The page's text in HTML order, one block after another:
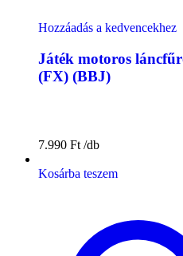
Hozzáadás a kedvencekhez
Játék motoros
(FX) (BBJ)
7.990 Ft
Kosárba teszem